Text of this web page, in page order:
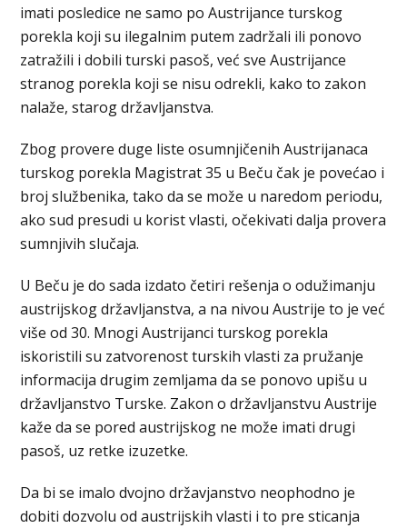
imati posledice ne samo po Austrijance turskog
porekla koji su ilegalnim putem zadržali ili ponovo
zatražili i dobili turski pasoš, već sve Austrijance
stranog porekla koji se nisu odrekli, kako to zakon
nalaže, starog državljanstva.
Zbog provere duge liste osumnjičenih Austrijanaca
turskog porekla Magistrat 35 u Beču čak je povećao i
broj službenika, tako da se može u naredom periodu,
ako sud presudi u korist vlasti, očekivati dalja provera
sumnjivih slučaja.
U Beču je do sada izdato četiri rešenja o odužimanju
austrijskog državljanstva, a na nivou Austrije to je već
više od 30. Mnogi Austrijanci turskog porekla
iskoristili su zatvorenost turskih vlasti za pružanje
informacija drugim zemljama da se ponovo upišu u
državljanstvo Turske. Zakon o državljanstvu Austrije
kaže da se pored austrijskog ne može imati drugi
pasoš, uz retke izuzetke.
Da bi se imalo dvojno državjanstvo neophodno je
dobiti dozvolu od austrijskih vlasti i to pre sticanja